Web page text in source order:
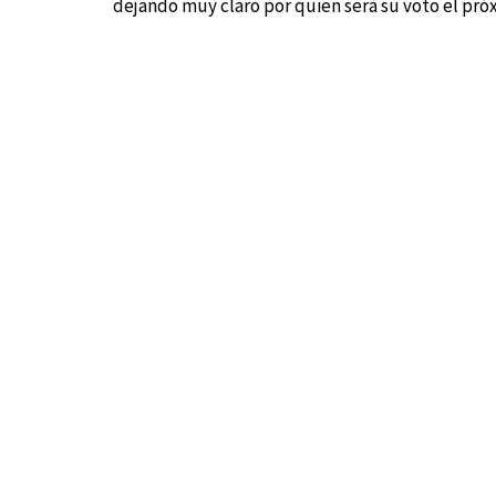
dejando muy claro por quien será su voto el